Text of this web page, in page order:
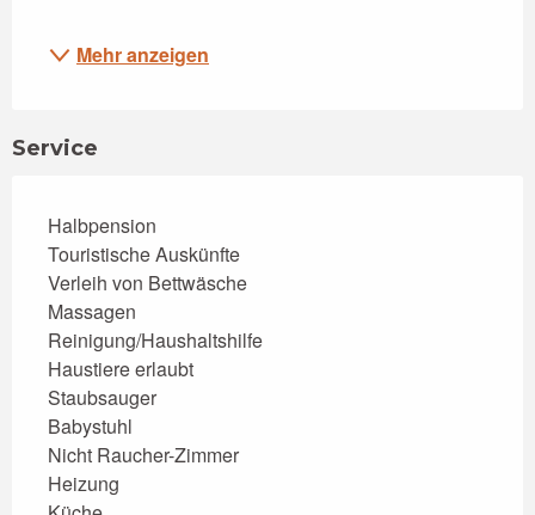
Mehr anzeigen
Service
Halbpension
Touristische Auskünfte
Verleih von Bettwäsche
Massagen
Reinigung/Haushaltshilfe
Haustiere erlaubt
Staubsauger
Babystuhl
Nicht Raucher-Zimmer
Heizung